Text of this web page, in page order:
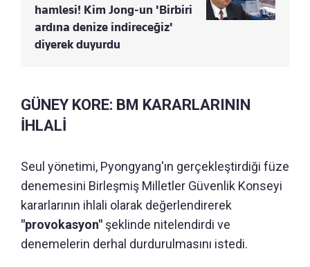
hamlesi! Kim Jong-un 'Birbiri
ardına denize indireceğiz'
diyerek duyurdu
GÜNEY KORE: BM KARARLARININ
İHLALİ
Seul yönetimi, Pyongyang'ın gerçekleştirdiği füze
denemesini Birleşmiş Milletler Güvenlik Konseyi
kararlarının ihlali olarak değerlendirerek
"provokasyon" şeklinde nitelendirdi ve
denemelerin derhal durdurulmasını istedi.